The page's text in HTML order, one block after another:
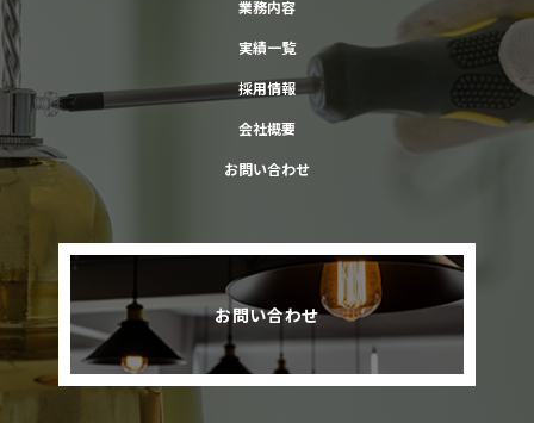
業務内容
実績一覧
採用情報
会社概要
お問い合わせ
お問い合わせ